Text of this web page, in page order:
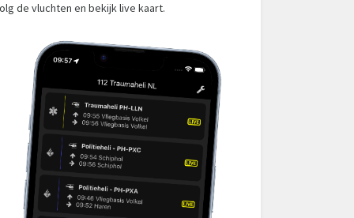
de vluchten en bekijk live kaart.